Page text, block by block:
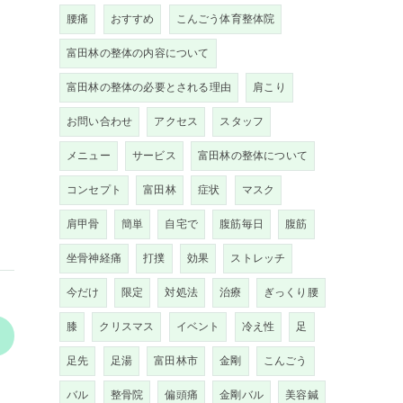
腰痛 おすすめ
こんごう体育整体院
富田林の整体の内容について
富田林の整体の必要とされる理由
肩こり
お問い合わせ
アクセス
スタッフ
メニュー
サービス
富田林の整体について
コンセプト
富田林 症状
マスク
肩甲骨
簡単 自宅で 腹筋毎日
腹筋
坐骨神経痛
打撲 効果
ストレッチ
今だけ
限定 対処法 治療
ぎっくり腰
膝
クリスマス イベント 冷え性
足
足先
足湯 富田林市 金剛
こんごう
バル
整骨院 偏頭痛 金剛バル 美容鍼